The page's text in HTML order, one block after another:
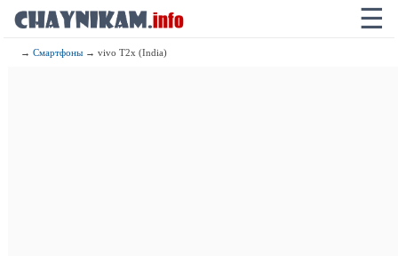
☰
→Смартфоны → vivo T2x (India)